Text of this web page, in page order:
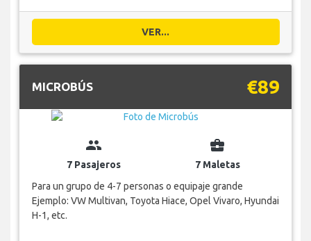
VER...
MICROBÚS €89
group
7 Pasajeros
business_center
7 Maletas
Para un grupo de 4-7 personas o equipaje grande
Ejemplo: VW Multivan, Toyota Hiace, Opel Vivaro, Hyundai
H-1, etc.